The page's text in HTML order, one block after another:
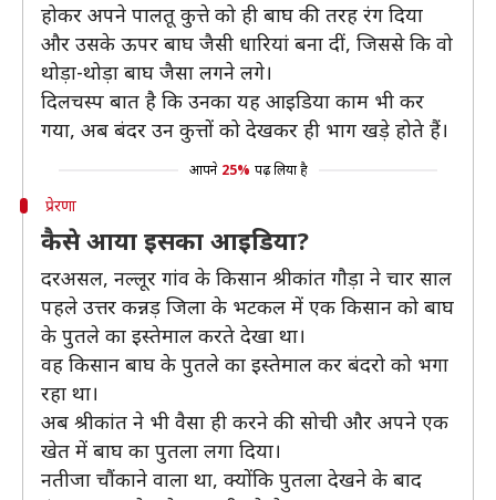
होकर अपने पालतू कुत्ते को ही बाघ की तरह रंग दिया
और उसके ऊपर बाघ जैसी धारियां बना दीं, जिससे कि वो
थोड़ा-थोड़ा बाघ जैसा लगने लगे।
दिलचस्प बात है कि उनका यह आइडिया काम भी कर
गया, अब बंदर उन कुत्तों को देखकर ही भाग खड़े होते हैं।
आपने 25% पढ़ लिया है
प्रेरणा
कैसे आया इसका आइडिया?
दरअसल, नल्लूर गांव के किसान श्रीकांत गौड़ा ने चार साल
पहले उत्तर कन्नड़ जिला के भटकल में एक किसान को बाघ
के पुतले का इस्तेमाल करते देखा था।
वह किसान बाघ के पुतले का इस्तेमाल कर बंदरो को भगा
रहा था।
अब श्रीकांत ने भी वैसा ही करने की सोची और अपने एक
खेत में बाघ का पुतला लगा दिया।
नतीजा चौंकाने वाला था, क्योंकि पुतला देखने के बाद